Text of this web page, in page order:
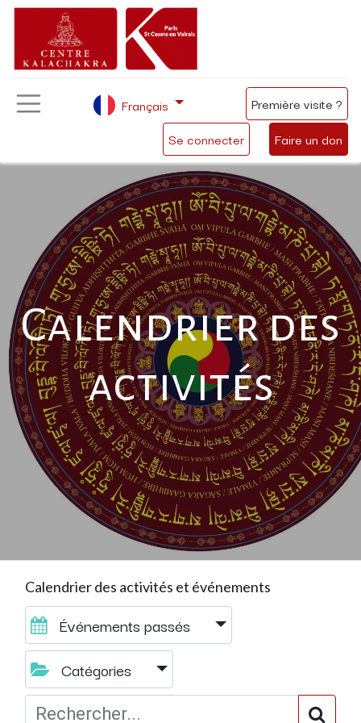
Se connecter Faire un don
Français Première visite ?
Calendrier des
activités
Calendrier des activités et événements
Événements passés
Catégories